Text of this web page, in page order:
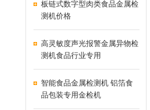
板链式数字型肉类食品金属检
测机价格
高灵敏度声光报警金属异物检
测机食品行业专用
智能食品金属检测机 铝箔食
品包装专用金检机